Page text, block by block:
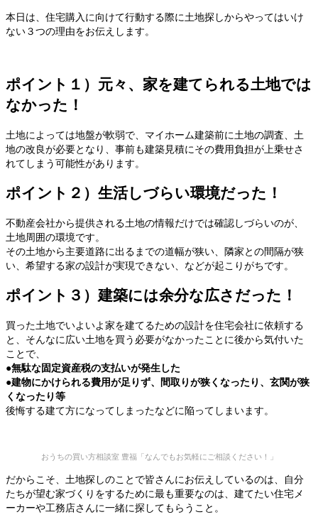
本日は、住宅購入に向けて行動する際に土地探しからやってはいけ
ない３つの理由をお伝えします。
ポイント１）元々、家を建てられる土地では
なかった！
土地によっては地盤が軟弱で、マイホーム建築前に土地の調査、土
地の改良が必要となり、事前も建築見積にその費用負担が上乗せさ
れてしまう可能性があります。
ポイント２）生活しづらい環境だった！
不動産会社から提供される土地の情報だけでは確認しづらいのが、
土地周囲の環境です。
その土地から主要道路に出るまでの道幅が狭い、隣家との間隔が狭
い、希望する家の設計が実現できない、などが起こりがちです。
ポイント３）建築には余分な広さだった！
買った土地でいよいよ家を建てるための設計を住宅会社に依頼する
と、そんなに広い土地を買う必要がなかったことに後から気付いた
ことで、
●無駄な固定資産税の支払いが発生した
●建物にかけられる費用が足りず、間取りが狭くなったり、玄関が狭
くなったり等
後悔する建て方になってしまったなどに陥ってしまいます。
おうちの買い方相談室 豊福「なんでもお気軽にご相談ください！」
だからこそ、土地探しのことで皆さんにお伝えしているのは、自分
たちが望む家づくりをするために最も重要なのは、建てたい住宅メ
ーカーや工務店さんに一緒に探してもらうこと。